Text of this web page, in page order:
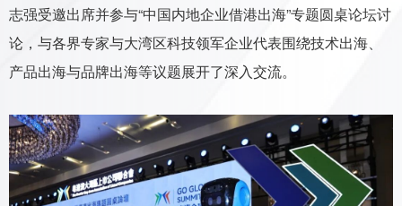
志强受邀出席并参与“中国内地企业借港出海”专题圆桌论坛讨
论，与各界专家与大湾区科技领军企业代表围绕技术出海、
产品出海与品牌出海等议题展开了深入交流。